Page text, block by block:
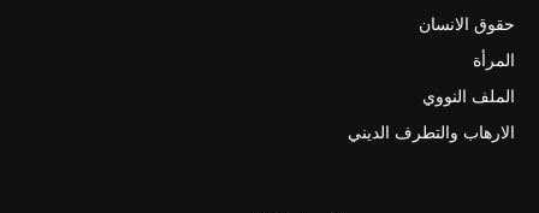
حقوق الانسان
المرأة
الملف النووي
الارهاب والتطرف الديني